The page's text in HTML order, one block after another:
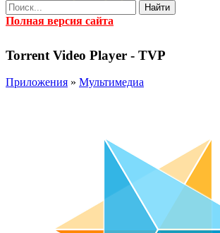
Найти
Полная версия сайта
Torrent Video Player - TVP
Приложения » Мультимедиа